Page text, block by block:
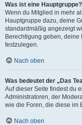
Was ist eine Hauptgruppe?
Wenn du Mitglied in mehr
Hauptgruppe dazu, deine
standardmäßig angezeigt
Berechtigung geben,
festzulegen.
Nach oben
Was bedeutet der „Das
Auf dieser Seite findest du
Administratoren, der
wie die Foren, die diese im
Nach oben